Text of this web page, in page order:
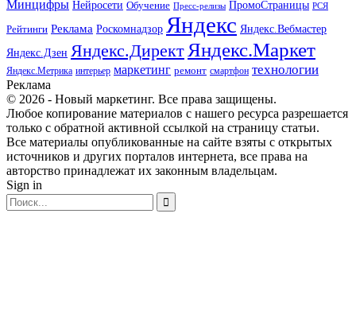
Минцифры Нейросети Обучение Пресс-релизы ПромоСтраницы РСЯ
Рейтинги Реклама Роскомнадзор Яндекс Яндекс.Вебмастер
Яндекс.Дзен Яндекс.ДиректЯндекс.Маркет
Яндекс.Метрика интерьер маркетинг ремонт смартфон технологии
Реклама
© 2026 - Новый маркетинг. Все права защищены.
Любое копирование материалов с нашего ресурса разрешается
только с обратной активной ссылкой на страницу статьи.
Все материалы опубликованные на сайте взяты с открытых
источников и других порталов интернета, все права на
авторство принадлежат их законным владельцам.
Sign in